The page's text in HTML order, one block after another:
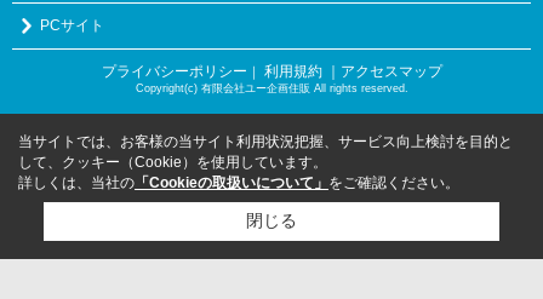
PCサイト
プライバシーポリシー ｜ 利用規約 ｜アクセスマップ
Copyright(c) 有限会社ユー企画住販 All rights reserved.
当サイトでは、お客様の当サイト利用状況把握、サービス向上検討を目的と
して、クッキー（Cookie）を使用しています。
詳しくは、当社の 「Cookieの取扱いについて」 をご確認ください。
閉じる